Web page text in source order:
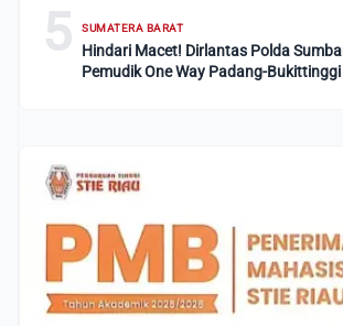
5 SUMATERA BARAT
Hindari Macet! Dirlantas Polda
Pemudik One Way Padang-Bukittinggi